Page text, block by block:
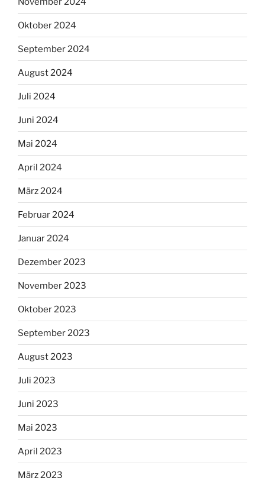
Oktober 2024
September 2024
August 2024
Juli 2024
Juni 2024
Mai 2024
April 2024
März 2024
Februar 2024
Januar 2024
Dezember 2023
November 2023
Oktober 2023
September 2023
August 2023
Juli 2023
Juni 2023
Mai 2023
April 2023
März 2023